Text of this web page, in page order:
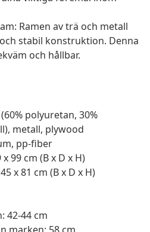
Ramen av trä och metall
stabil konstruktion. Denna
och hållbar.
polyuretan, 30%
metall, plywood
pp-fiber
99 cm (B x D x H)
x 81 cm (B x D x H)
42-44 cm